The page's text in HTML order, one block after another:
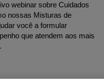
webinar sobre Cuidados
nossas Misturas de
você a formular
que atendem aos mais